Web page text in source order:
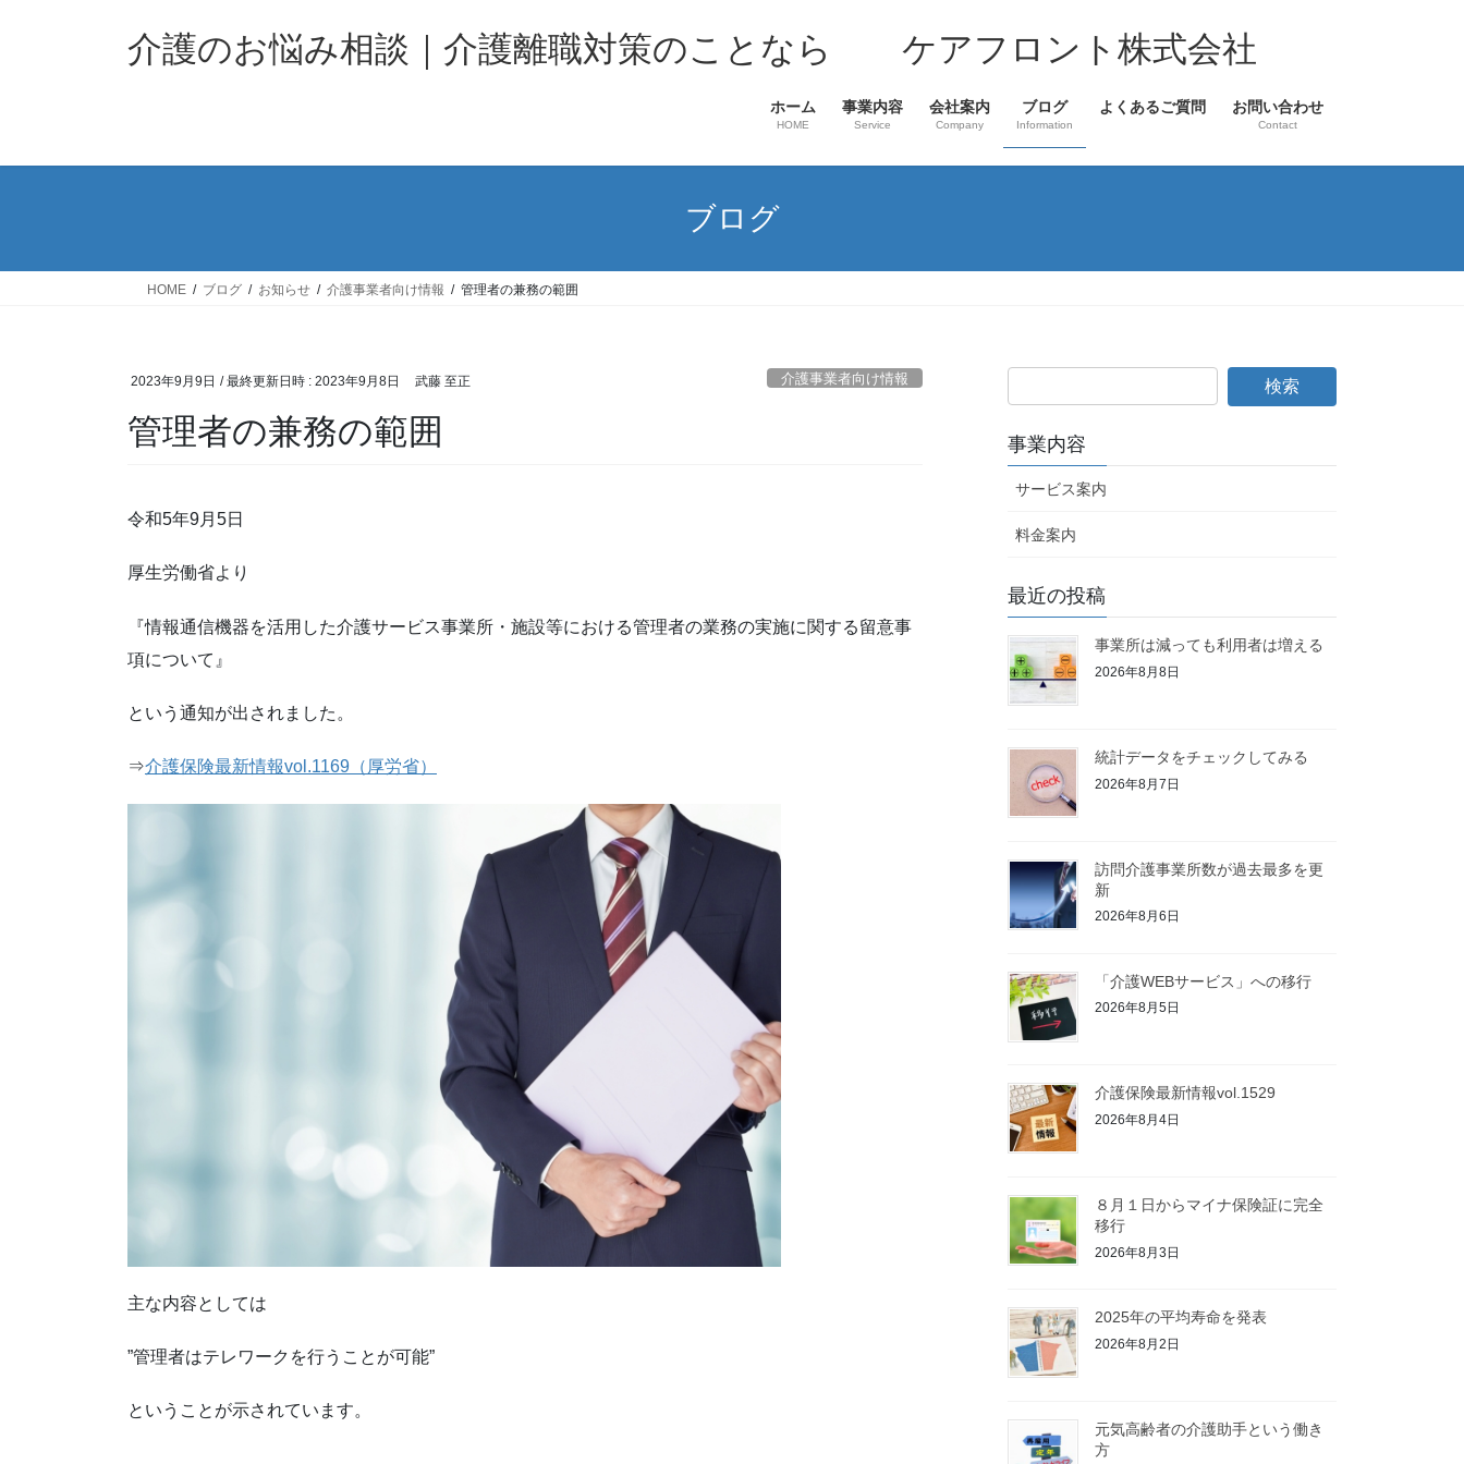
ス
ン
介護のお悩み相談｜介護離職対策のことなら ケアフロント株式会社
ホーム
HOME
事業内容
Service
会社案内
Company
ブログ
Information
よくあるご質問 お問い合わせ
Contact
ブログ
HOME ブログ お知らせ 介護事業者向け情報 管理者の兼務の範囲
2023年9月9日 / 最終更新日時 : 2023年9月8日 武藤 至正 介護事業者向け情報
管理者の兼務の範囲
令和5年9月5日
厚生労働省より
『情報通信機器を活用した介護サービス事業所・施設等における管理者の業務の実施に関する留意事
項について』
という通知が出されました。
⇒介護保険最新情報vol.1169（厚労省）
主な内容としては
”管理者はテレワークを行うことが可能”
ということが示されています。
事業内容
サービス案内
料金案内
最近の投稿
事業所は減っても利用者は増える
2026年8月8日
統計データをチェックしてみる
2026年8月7日
訪問介護事業所数が過去最多を更
新
2026年8月6日
「介護WEBサービス」への移行
2026年8月5日
介護保険最新情報vol.1529
2026年8月4日
８月１日からマイナ保険証に完全
移行
2026年8月3日
2025年の平均寿命を発表
2026年8月2日
元気高齢者の介護助手という働き
方